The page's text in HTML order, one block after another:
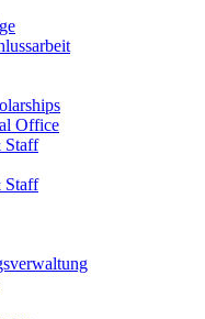
Office
Staff
Staff